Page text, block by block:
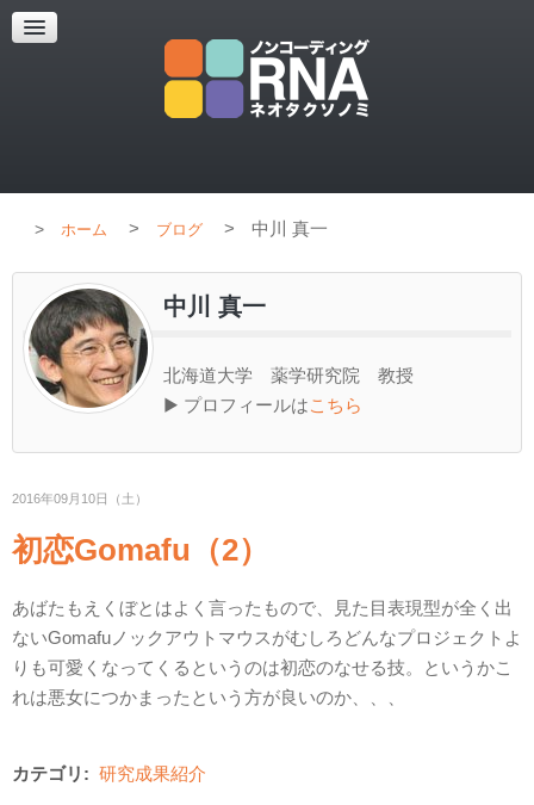
超解像顕微鏡
超解像顕微鏡の紹介
ホーム > ブログ > 中川 真一
中川 真一
北海道大学 薬学研究院 教授
▶ プロフィールはこちら
2016年09月10日（土）
初恋Gomafu（2）
あばたもえくぼとはよく言ったもので、見た目表現型が全く出
ないGomafuノックアウトマウスがむしろどんなプロジェクトよ
りも可愛くなってくるというのは初恋のなせる技。というかこ
れは悪女につかまったという方が良いのか、、、
カテゴリ: 研究成果紹介